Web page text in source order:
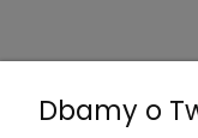
Dbamy o